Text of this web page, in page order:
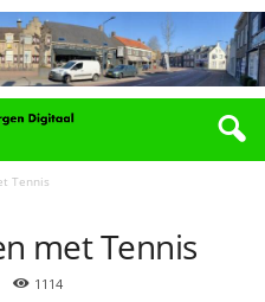
Tennis
met Tennis
1114